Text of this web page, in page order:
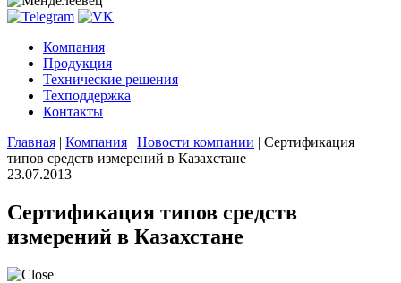
Компания
Продукция
Технические решения
Техподдержка
Контакты
Главная | Компания | Новости компании | Сертификация
типов средств измерений в Казахстане
23.07.2013
Сертификация типов средств
измерений в Казахстане